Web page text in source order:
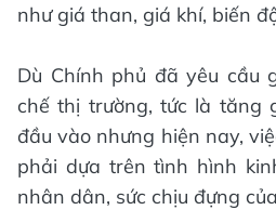
như giá than, giá khí, biến
Dù Chính phủ đã yêu cầu
chế thị trường, tức là tăng
đầu vào nhưng hiện nay,
phải dựa trên tình hình
nhân dân, sức chịu đựng